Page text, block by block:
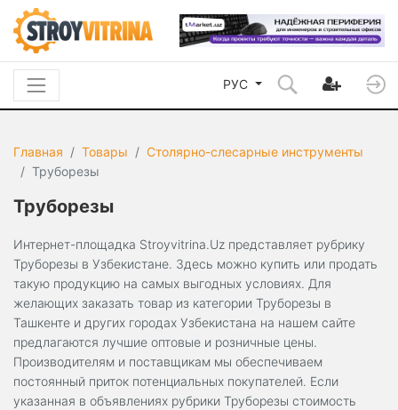
РУС
Главная Товары
Столярно-слесарные инструменты
Труборезы
Труборезы
Интернет-площадка Stroyvitrina.Uz представляет рубрику
Труборезы в Узбекистане. Здесь можно купить или продать
такую продукцию на самых выгодных условиях. Для
желающих заказать товар из категории Труборезы в
Ташкенте и других городах Узбекистана на нашем сайте
предлагаются лучшие оптовые и розничные цены.
Производителям и поставщикам мы обеспечиваем
постоянный приток потенциальных покупателей. Если
указанная в объявлениях рубрики Труборезы стоимость